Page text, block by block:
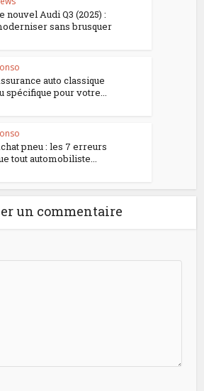
nouvel Audi Q3 (2025) :
sans brusquer
auto classique
spécifique pour votre...
pneu : les 7 erreurs
tout automobiliste...
un commentaire